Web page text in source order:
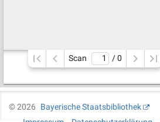
Scan / 0
©2026
Bayerische Staatsbibliothek